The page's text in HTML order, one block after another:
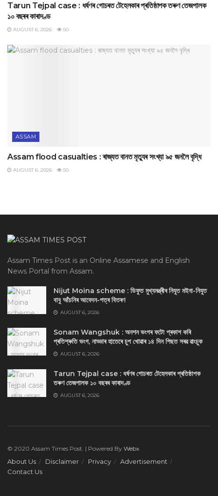
Tarun Tejpal case : ধৰ্ষণৰ গোচৰত টেহেলকাৰ প্ৰতিষ্ঠাপক তৰুণ তেজপালক
১০ বছৰৰ কাৰাদণ্ড
AUGUST 6, 2026 50
ASSAM
Assam flood casualties : ৰাজ্যত বানত মৃত্যুৰ সংখ্যা ৯৫ জনলৈ বৃদ্ধি
AUGUST 6, 2026 50
Assam Times Post is an Online Assamese and English
News Portal from Assam.
Nijut Moina scheme : ডিফুত মুখ্যমন্ত্ৰীৰ নিযুত মইনা-নিযুত
বাবু আঁচনিৰ আবেদন-পত্ৰ বিতৰণ
AUGUST 6, 2026
Sonam Wangshuk : অনশন ভংগৰ ফটো প্ৰকাশ কৰি
প্ৰতিশ্ৰুতি ভংগ, নাড্ডাৰ হাতেৰে চুপ খোৱাৰ ১৪ দিন পিছত সৰৱ ৱাংচুক
AUGUST 6, 2026
Tarun Tejpal case : ধৰ্ষণৰ গোচৰত টেহেলকাৰ প্ৰতিষ্ঠাপক
তৰুণ তেজপালক ১০ বছৰৰ কাৰাদণ্ড
AUGUST 6, 2026
© 2020 Assam Times Post. | Powered By Webx
About Us Disclaimer Privacy
Advertisement
Contact Us